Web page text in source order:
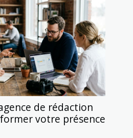
de rédaction
votre présence